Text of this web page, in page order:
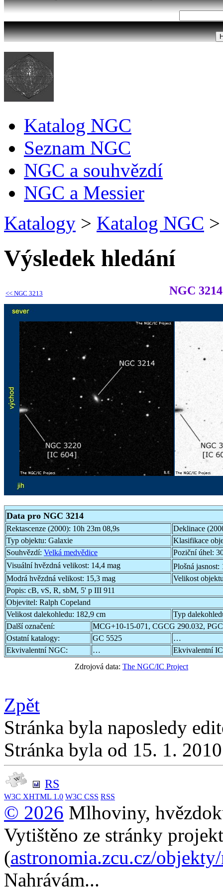
Katalog NGC
Seznam NGC
NGC a souhvězdí
NGC a Messier
Katalogy > Katalog NGC >
Výsledek hledání
<< NGC 3213 NGC 3214
Data pro NGC 3214
Rektascenze (2000): 10h 23m 08,9s
Deklinace
Typ objektu: Galaxie
Klasifikace
Souhvězdí: Velká medvědice Poziční úhel:
Visuální hvězdná velikost: 14,4 mag Plošná jasnost:
Modrá hvězdná velikost: 15,3 mag
Velikost
Popis: cB, vS, R, sbM, 5' p III 911
Objevitel: Ralph Copeland
Velikost dalekohledu: 182,9 cm
Typ
Další označení:
MCG+10-15-071, CGCG 290.032,
Ostatní katalogy:
GC 5525
…
Ekvivalentní NGC:
…
Ekvivalentní
Zdrojová data: The NGC/IC Project
Zpět
Stránka byla naposledy
Stránka byla od 15. 1.
RS
W3C XHTML 1.0 W3C CSS RSS
© 2026 Mlhoviny,
Vytištěno ze stránky
(astronomia.zcu.cz/
Nahrávám...